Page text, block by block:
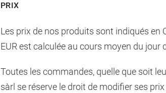
PRIX
Les prix de nos produits sont indiqués en
EUR est calculée au cours moyen du jour
Toutes les commandes, quelle que soit
sàrl se réserve le droit de modifier ses